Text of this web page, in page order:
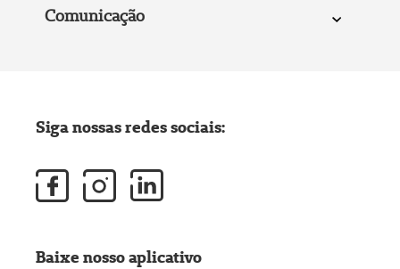
Comunicação
Siga nossas redes sociais:
Baixe nosso aplicativo